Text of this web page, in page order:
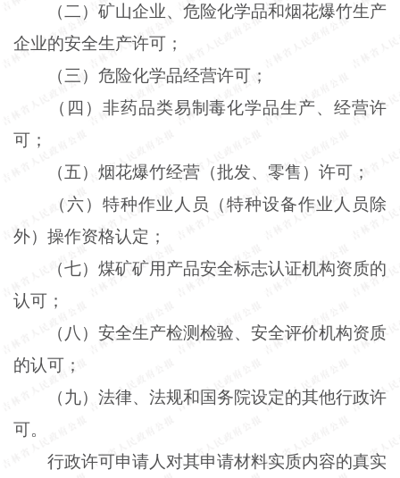
（二）矿山企业、危险化学品和烟花爆竹生产
企业的安全生产许可；
（三）危险化学品经营许可；
（四）非药品类易制毒化学品生产、经营许
可；
（五）烟花爆竹经营（批发、零售）许可；
（六）特种作业人员（特种设备作业人员除
外）操作资格认定；
（七）煤矿矿用产品安全标志认证机构资质的
认可；
（八）安全生产检测检验、安全评价机构资质
的认可；
（九）法律、法规和国务院设定的其他行政许
可。
行政许可申请人对其申请材料实质内容的真实